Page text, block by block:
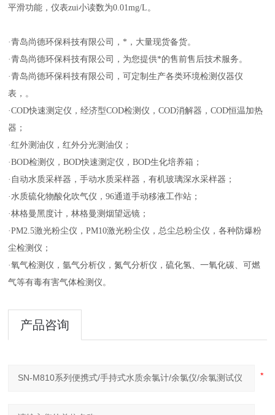
平滑功能，仪表zui小读数为0.01mg/L。
·青岛尚德环保科技有限公司，*，大量现货备货。
·青岛尚德环保科技有限公司，为您提供*的售前售后技术服务。
·青岛尚德环保科技有限公司，可定制生产各类环境检测仪器仪
表，。
·COD快速测定仪，经济型COD检测仪，COD消解器，COD恒温加热
器；
·红外测油仪，红外分光测油仪；
·BOD检测仪，BOD快速测定仪，BOD生化培养箱；
·自动水质采样器，手动水质采样器，有机玻璃深水采样器；
·水质硫化物酸化吹气仪，96通道手动移液工作站；
·林格曼黑度计，林格曼测烟望远镜；
·PM2.5激光粉尘仪，PM10激光粉尘仪，总尘总粉尘仪，各种防爆粉
尘检测仪；
·氧气检测仪，氩气分析仪，氮气分析仪，硫化氢、一氧化碳、可燃
气等有毒有害气体检测仪。
产品咨询